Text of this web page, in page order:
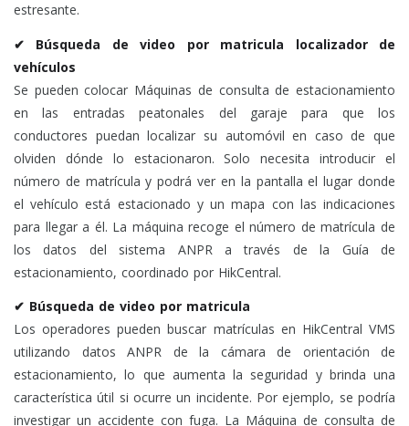
estresante.
✔ Búsqueda de video por matricula localizador de
vehículos
Se pueden colocar Máquinas de consulta de estacionamiento
en las entradas peatonales del garaje para que los
conductores puedan localizar su automóvil en caso de que
olviden dónde lo estacionaron. Solo necesita introducir el
número de matrícula y podrá ver en la pantalla el lugar donde
el vehículo está estacionado y un mapa con las indicaciones
para llegar a él. La máquina recoge el número de matrícula de
los datos del sistema ANPR a través de la Guía de
estacionamiento, coordinado por HikCentral.
✔ Búsqueda de video por matricula
Los operadores pueden buscar matrículas en HikCentral VMS
utilizando datos ANPR de la cámara de orientación de
estacionamiento, lo que aumenta la seguridad y brinda una
característica útil si ocurre un incidente. Por ejemplo, se podría
investigar un accidente con fuga. La Máquina de consulta de